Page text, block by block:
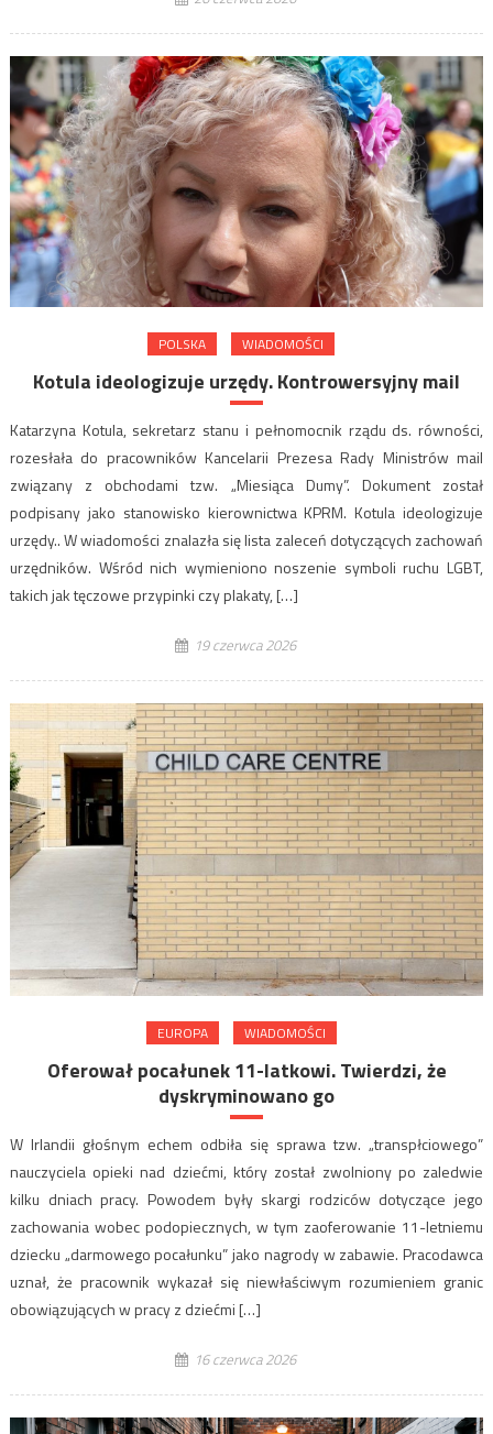
POLSKA WIADOMOŚCI
Kotula ideologizuje urzędy. Kontrowersyjny mail
Katarzyna Kotula, sekretarz stanu i pełnomocnik rządu ds. równości,
rozesłała do pracowników Kancelarii Prezesa Rady Ministrów mail
związany z obchodami tzw. „Miesiąca Dumy”. Dokument został
podpisany jako stanowisko kierownictwa KPRM. Kotula ideologizuje
urzędy.. W wiadomości znalazła się lista zaleceń dotyczących zachowań
urzędników. Wśród nich wymieniono noszenie symboli ruchu LGBT,
takich jak tęczowe przypinki czy plakaty, […]
19 czerwca 2026
EUROPA WIADOMOŚCI
Oferował pocałunek 11-latkowi. Twierdzi, że
dyskryminowano go
W Irlandii głośnym echem odbiła się sprawa tzw. „transpłciowego”
nauczyciela opieki nad dziećmi, który został zwolniony po zaledwie
kilku dniach pracy. Powodem były skargi rodziców dotyczące jego
zachowania wobec podopiecznych, w tym zaoferowanie 11-letniemu
dziecku „darmowego pocałunku” jako nagrody w zabawie. Pracodawca
uznał, że pracownik wykazał się niewłaściwym rozumieniem granic
obowiązujących w pracy z dziećmi […]
16 czerwca 2026